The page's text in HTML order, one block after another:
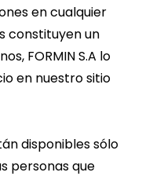
en cualquier
constituyen un
FORMIN S.A lo
en nuestro sitio
disponibles sólo
personas que